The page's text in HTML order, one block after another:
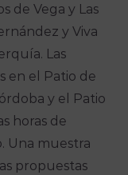
de Vega y Las
y Viva
Las
en el Patio de
y el Patio
horas de
Una muestra
propuestas